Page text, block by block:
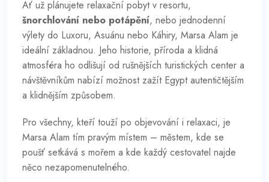
Ať už plánujete relaxační pobyt v resortu,
šnorchlování nebo potápění, nebo jednodenní
výlety do Luxoru, Asuánu nebo Káhiry, Marsa Alam je
ideální základnou. Jeho historie, příroda a klidná
atmosféra ho odlišují od rušnějších turistických center a
návštěvníkům nabízí možnost zažít Egypt autentičtějším
a klidnějším způsobem.
Pro všechny, kteří touží po objevování i relaxaci, je
Marsa Alam tím pravým místem – městem, kde se
poušť setkává s mořem a kde každý cestovatel najde
něco nezapomenutelného.